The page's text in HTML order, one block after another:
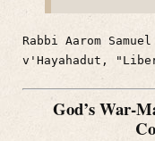
Rabbi Aarom
v'Hayahadut,
God’s War-